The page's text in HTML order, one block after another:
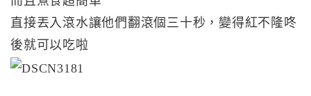
直接丟入滾水讓他們翻滾個三十秒，變得紅不隆咚
後就可以吃啦